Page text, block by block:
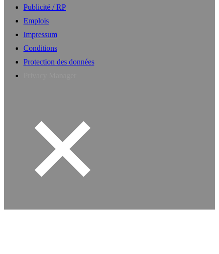
Publicité / RP
Emplois
Impressum
Conditions
Protection des données